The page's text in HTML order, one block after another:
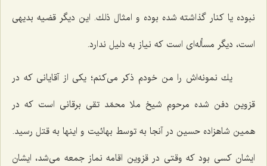
نبوده یا كنار گذاشته شده بوده و امثال ذلك. این دیگر قضیه بدیهی
است، دیگر مسأله‌ای است كه نیاز به دلیل ندارد.
یك نمونه‌اش را من خودم ذكر می‌كنم؛ یكی از آقایانی كه در
قزوین دفن شده مرحوم شیخ ملا محمّد تقی برقانی است كه در
همین شاهزاده حسین در آنجا به توسط بهائیت و اینها به قتل رسید.
ایشان كسی بود كه وقتی در قزوین اقامه نماز جمعه می‌شد، ایشان